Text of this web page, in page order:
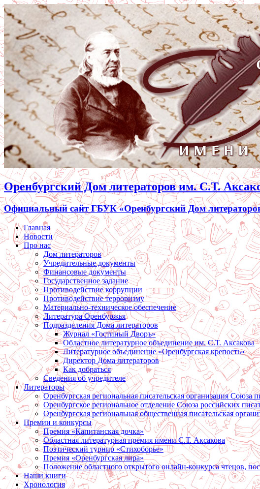
Оренбургский Дом литераторов им. С.Т.
Официальный сайт ГБУК «Оренбургский Дом
Главная
Новости
Про нас
Дом литераторов
Учредительные документы
Финансовые документы
Государственное задание
Противодействие коррупции
Противодействие терроризму
Материально-техническое обеспечение
Литература Оренбуржья
Подразделения Дома литераторов
Журнал «Гостиный Дворъ»
Областное литературное объединение им. С.Т. Аксакова
Литературное объединение «Оренбургская крепость»
Директор Дома литераторов
Как добраться
Сведения об учредителе
Литераторы
Оренбургская региональная писательская организация Союза
Оренбургское региональное отделение Союза российских
Оренбургская региональная общественная писательская
Премии и конкурсы
Премия «Капитанская дочка»
Областная литературная премия имени С.Т. Аксакова
Поэтический турнир «Стихоборье»
Премия «Оренбургская лира»
Положение областного открытого онлайн-конкурса чтецов,
Наши книги
Хронология